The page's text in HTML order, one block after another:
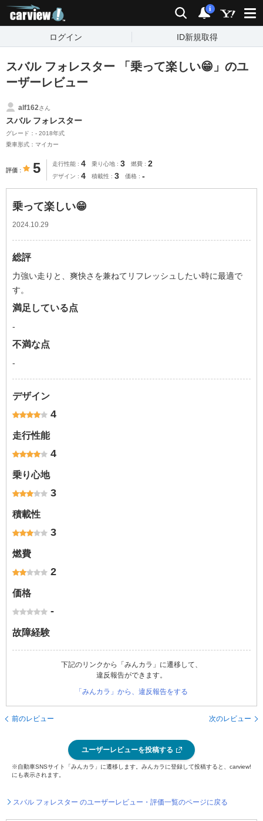
検索 通知
i
ログイン ID新規取得
スバル フォレスター 「乗って楽しい😁」のユ
ーザーレビュー
alf162さん
スバル フォレスター
グレード：- 2018年式
乗車形式：マイカー
評価 5 走行性能 4 乗り心地 3 燃費 2
デザイン 4 積載性 3 価格 -
乗って楽しい😁
2024.10.29
総評
力強い走りと、爽快さを兼ねてリフレッシュしたい時に最適で
す。
満足している点
-
不満な点
-
デザイン
4
走行性能
4
乗り心地
3
積載性
3
燃費
2
価格
-
故障経験
下記のリンクから「みんカラ」に遷移して、
違反報告ができます。
「みんカラ」から、違反報告をする
前のレビュー 次のレビュー
ユーザーレビューを投稿する
※自動車SNSサイト「みんカラ」に遷移します。みんカラに登録して投稿すると、carview!
にも表示されます。
スバル フォレスター のユーザーレビュー・評価一覧のページに戻る